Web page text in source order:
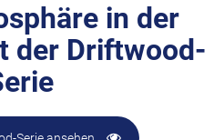
in der
der Driftwood-